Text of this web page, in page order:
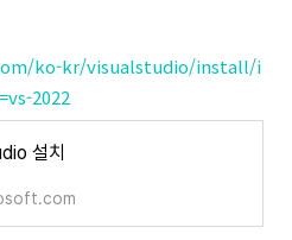
ko-kr/visualstudio/install/i
2022
설치